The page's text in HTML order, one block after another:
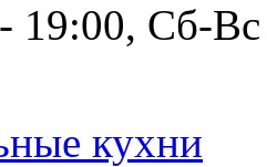
19:00, Сб-Вс
кухни